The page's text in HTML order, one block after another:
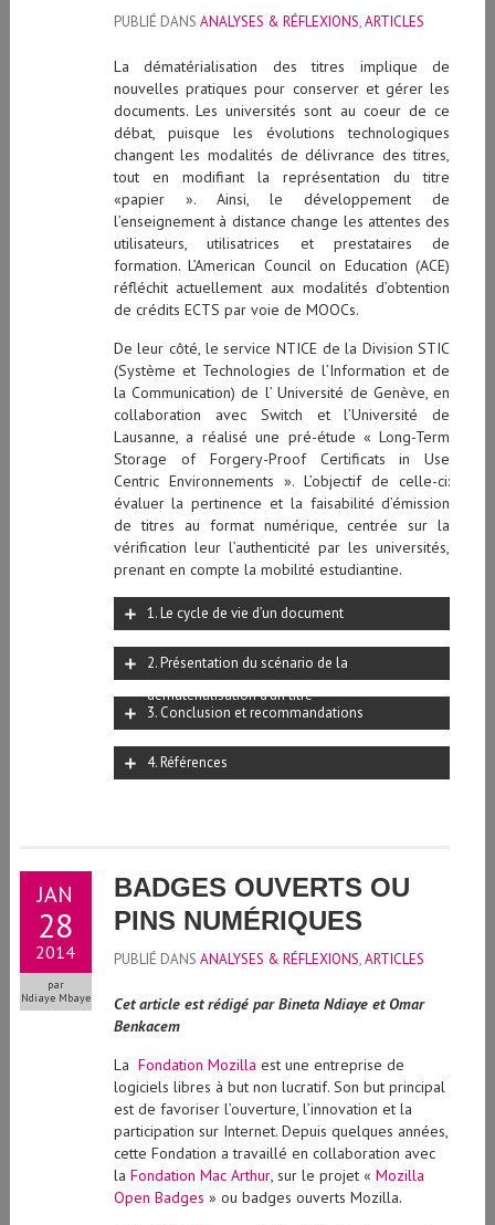
PUBLIÉ DANS ANALYSES & RÉFLEXIONS,ARTICLES
La dématérialisation des titres implique de
nouvelles pratiques pour conserver et gérer les
documents. Les universités sont au coeur de ce
débat, puisque les évolutions technologiques
changent les modalités de délivrance des titres,
tout en modifiant la représentation du titre
«papier ». Ainsi, le développement de
l’enseignement à distance change les attentes des
utilisateurs, utilisatrices et prestataires de
formation. L’American Council on Education (ACE)
réfléchit actuellement aux modalités d’obtention
de crédits ECTS par voie de MOOCs.
De leur côté, le service NTICE de la Division STIC
(Système et Technologies de l’Information et de
la Communication) de l’ Université de Genève, en
collaboration avec Switch et l’Université de
Lausanne, a réalisé une pré-étude « Long-Term
Storage of Forgery-Proof Certificats in Use
Centric Environnements ». L’objectif de celle-ci:
évaluer la pertinence et la faisabilité d’émission
de titres au format numérique, centrée sur la
vérification leur l’authenticité par les universités,
prenant en compte la mobilité estudiantine.
1. Le cycle de vie d’un document
2. Présentation du scénario de la
dématérialisation d’un titre
3. Conclusion et recommandations
4. Références
JAN
28
2014
par
Ndiaye Mbaye
BADGES OUVERTS OU
PINS NUMÉRIQUES
PUBLIÉ DANS ANALYSES & RÉFLEXIONS,ARTICLES
Cet article est rédigé par Bineta Ndiaye et Omar
Benkacem
La Fondation Mozilla est une entreprise de
logiciels libres à but non lucratif. Son but principal
est de favoriser l’ouverture, l’innovation et la
participation sur Internet. Depuis quelques années,
cette Fondation a travaillé en collaboration avec
la Fondation Mac Arthur, sur le projet « Mozilla
Open Badges » ou badges ouverts Mozilla.